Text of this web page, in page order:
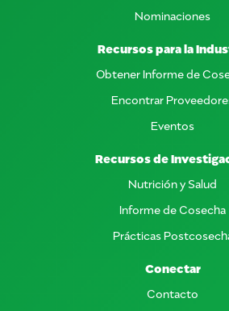
Nominaciones
Recursos para la
Obtener Informe de
Encontrar
Eventos
Recursos de
Nutrición y Salud
Informe de Cosecha
Prácticas
Conectar
Contacto